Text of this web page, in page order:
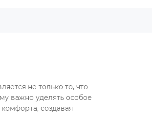
не только то, что
важно уделять особое
создавая